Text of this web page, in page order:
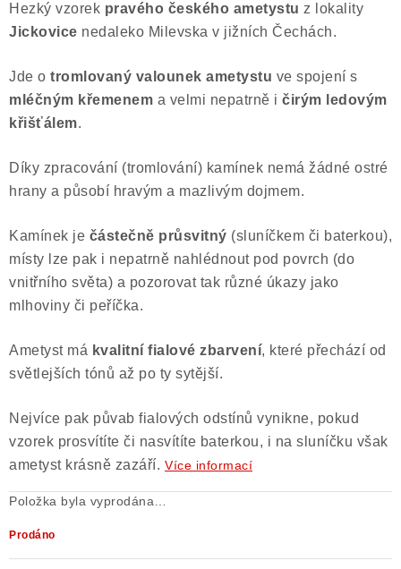
Ochrana osobních údajů
Formulář pro uplatnění reklamace
Formulář pro odstoupení od smlouvy
Hezký vzorek pravého českého ametystu z lokality
Jickovice nedaleko Milevska v jižních Čechách.
Jde o tromlovaný valounek ametystu ve spojení s
mléčným křemenem a velmi nepatrně i čirým ledovým
křišťálem.
Díky zpracování (tromlování) kamínek nemá žádné ostré
hrany a působí hravým a mazlivým dojmem.
Kamínek je částečně průsvitný (sluníčkem či baterkou),
místy lze pak i nepatrně nahlédnout pod povrch (do
vnitřního světa) a pozorovat tak různé úkazy jako
mlhoviny či peříčka.
Ametyst má kvalitní fialové zbarvení, které přechází od
světlejších tónů až po ty sytější.
Nejvíce pak půvab fialových odstínů vynikne, pokud
vzorek prosvítíte či nasvítíte baterkou, i na sluníčku však
ametyst krásně zazáří. Více informací
Položka byla vyprodána…
Prodáno